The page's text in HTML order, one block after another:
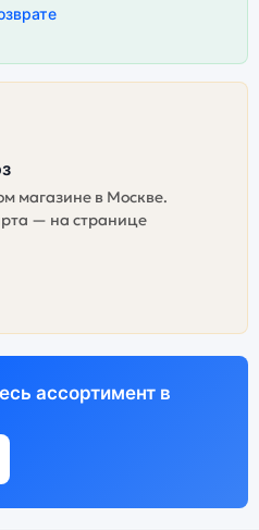
магазине в Москве.
— на странице
ассортимент в